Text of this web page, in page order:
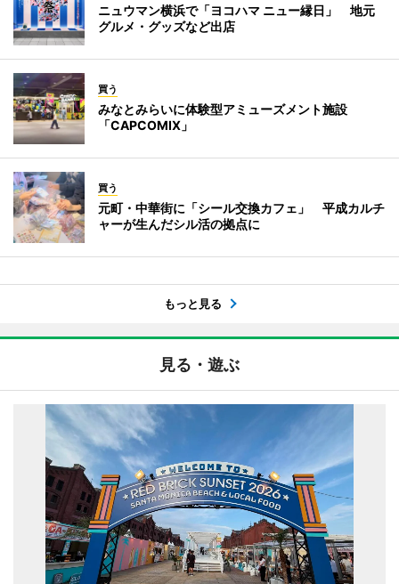
ニュウマン横浜で「ヨコハマ ニュー縁日」 地元
グルメ・グッズなど出店
買う
みなとみらいに体験型アミューズメント施設
「CAPCOMIX」
買う
元町・中華街に「シール交換カフェ」 平成カルチ
ャーが生んだシル活の拠点に
もっと見る
見る・遊ぶ